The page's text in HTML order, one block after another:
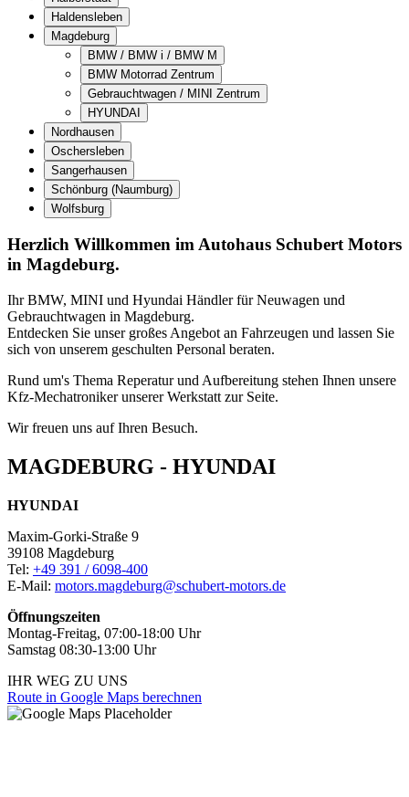
Haldensleben
Magdeburg
BMW / BMW i / BMW M
BMW Motorrad Zentrum
Gebrauchtwagen / MINI Zentrum
HYUNDAI
Nordhausen
Oschersleben
Sangerhausen
Schönburg (Naumburg)
Wolfsburg
Herzlich Willkommen im Autohaus Schubert Motors
in Magdeburg.
Ihr BMW, MINI und Hyundai Händler für Neuwagen und
Gebrauchtwagen in Magdeburg.
Entdecken Sie unser großes Angebot an Fahrzeugen und lassen Sie
sich von unserem geschulten Personal beraten.
Rund um's Thema Reperatur und Aufbereitung stehen Ihnen unsere
Kfz-Mechatroniker unserer Werkstatt zur Seite.
Wir freuen uns auf Ihren Besuch.
MAGDEBURG - HYUNDAI
HYUNDAI
Maxim-Gorki-Straße 9
39108 Magdeburg
Tel: +49 391 / 6098-400
E-Mail: motors.magdeburg@schubert-motors.de
Öffnungszeiten
Montag-Freitag, 07:00-18:00 Uhr
Samstag 08:30-13:00 Uhr
IHR WEG ZU UNS
Route in Google Maps berechnen